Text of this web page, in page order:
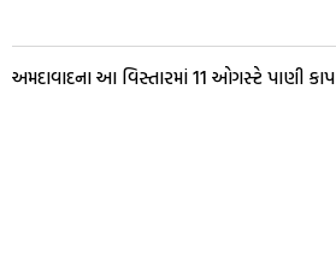
અમદાવાદના આ વિસ્તારમાં 11 ઓગસ્ટે પાણી કાપ